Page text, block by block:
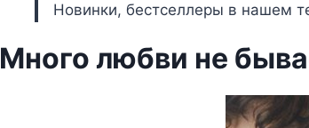
Новинки, бестселлеры в нашем
Много любви не